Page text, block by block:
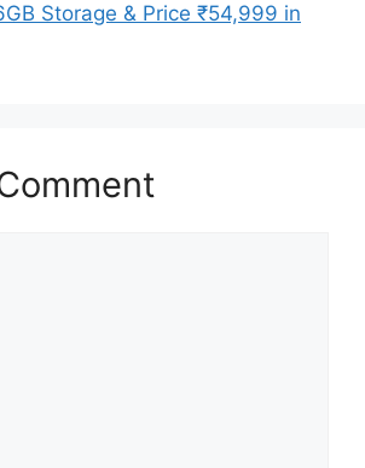
Storage & Price ₹54,999 in